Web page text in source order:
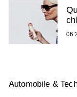
Automobile &